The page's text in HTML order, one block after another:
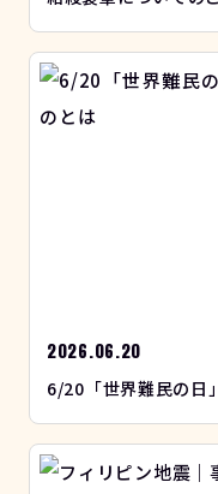
2026.06.20
6/20「世界難民の日